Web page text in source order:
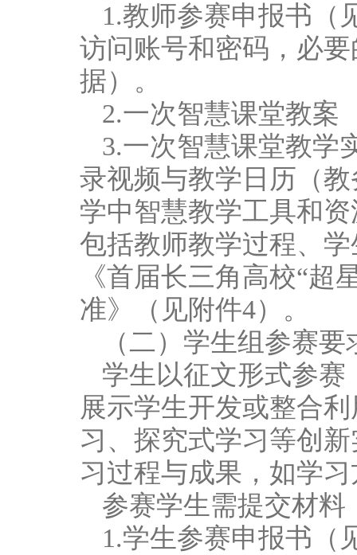
1.教师参赛申报书（
访问账号和密码，必
据）。
2.一次智慧课堂教案
3.一次智慧课堂教学
录视频与教学日历（
学中智慧教学工具和
包括教师教学过程、
《首届长三角高校“
准》（见附件4）。
（二）学生组参赛要
学生以征文形式参赛
展示学生开发或整合
习、探究式学习等创
习过程与成果，如学
参赛学生需提交材料
1.学生参赛申报书（